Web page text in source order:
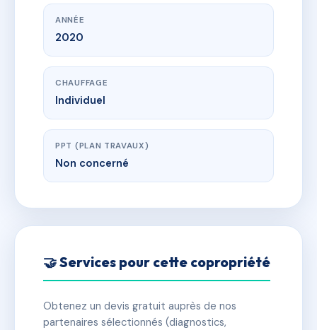
ANNÉE
2020
CHAUFFAGE
Individuel
PPT (PLAN TRAVAUX)
Non concerné
🤝 Services pour cette copropriété
Obtenez un devis gratuit auprès de nos
partenaires sélectionnés (diagnostics,